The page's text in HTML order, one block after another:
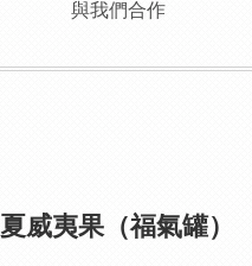
與我們合作
夏威夷果（福氣罐）